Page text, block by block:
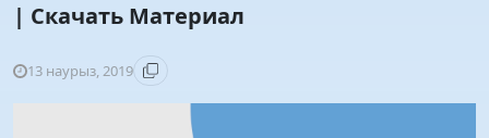
| Скачать Материал
13 наурыз, 2019